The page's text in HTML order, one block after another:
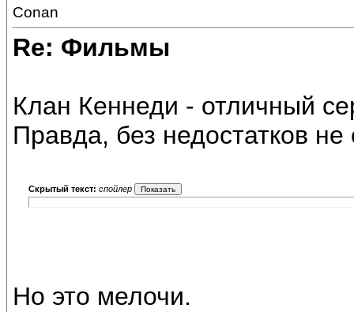
Conan
Re: Фильмы
Клан Кеннеди - отличный
Правда, без недостатков
Скрытый текст: спойлер
Но это мелочи.